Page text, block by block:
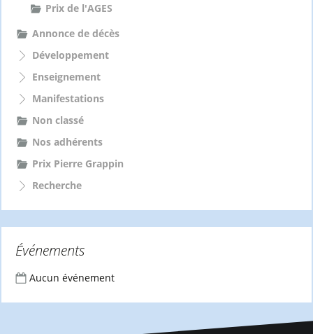
Prix de l'AGES
Annonce de décès
Développement
Enseignement
Manifestations
Non classé
Nos adhérents
Prix Pierre Grappin
Recherche
Événements
Aucun événement